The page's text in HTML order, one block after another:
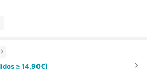
≥ 14,90€)